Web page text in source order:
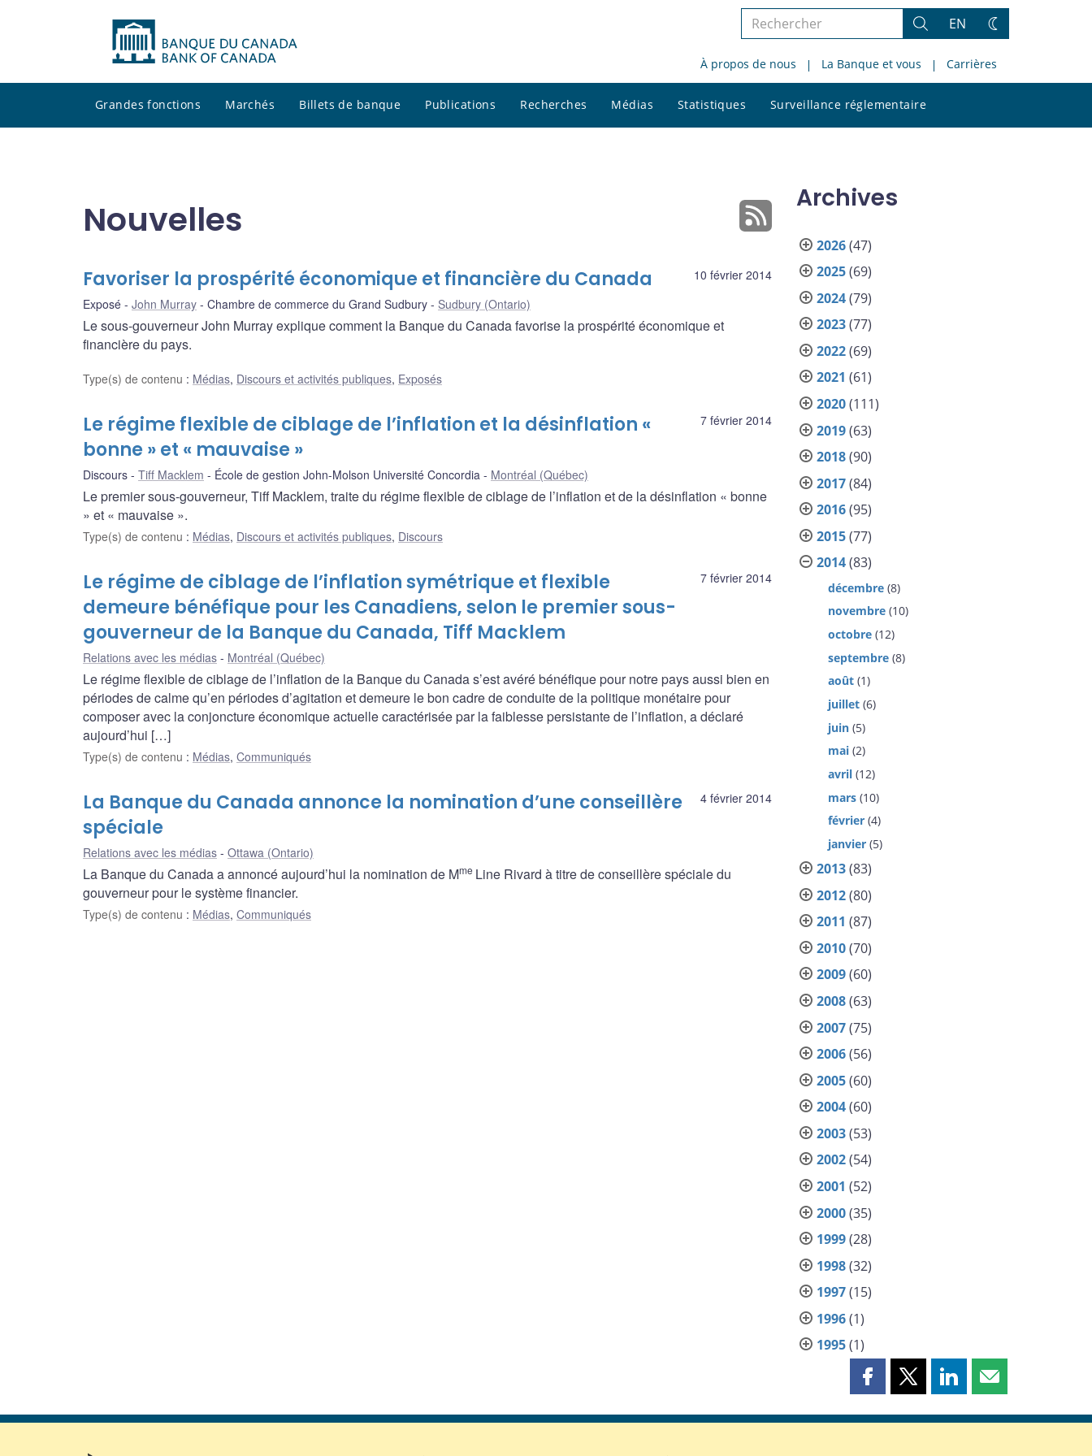
Rechercher
le
site
Rechercher
EN
Changez
thème
À propos de nous La Banque et vous Carrières
Grandes fonctions Marchés Billets de banque Publications Recherches Médias Statistiques Surveillance réglementaire
le
Nouvelles
10 février 2014
Favoriser la prospérité économique et financière du Canada
Exposé John Murray Chambre de commerce du Grand Sudbury Sudbury (Ontario)
Le sous-gouverneur John Murray explique comment la Banque du Canada favorise la prospérité économique et
financière du pays.
Type(s) de contenu : Médias, Discours et activités publiques, Exposés
7 février 2014
Le régime flexible de ciblage de l’inflation et la désinflation «
bonne » et « mauvaise »
Discours Tiff Macklem École de gestion John-Molson Université Concordia Montréal (Québec)
Le premier sous-gouverneur, Tiff Macklem, traite du régime flexible de ciblage de l’inflation et de la désinflation « bonne
» et « mauvaise ».
Type(s) de contenu : Médias, Discours et activités publiques, Discours
7 février 2014
Le régime de ciblage de l’inflation symétrique et flexible
demeure bénéfique pour les Canadiens, selon le premier sous-
gouverneur de la Banque du Canada, Tiff Macklem
Relations avec les médias Montréal (Québec)
Le régime flexible de ciblage de l’inflation de la Banque du Canada s’est avéré bénéfique pour notre pays aussi bien en
périodes de calme qu’en périodes d’agitation et demeure le bon cadre de conduite de la politique monétaire pour
composer avec la conjoncture économique actuelle caractérisée par la faiblesse persistante de l’inflation, a déclaré
aujourd’hui […]
Type(s) de contenu : Médias, Communiqués
4 février 2014
La Banque du Canada annonce la nomination d’une conseillère
spéciale
Relations avec les médias Ottawa (Ontario)
La Banque du Canada a annoncé aujourd’hui la nomination de Mme Line Rivard à titre de conseillère spéciale du
gouverneur pour le système financier.
Type(s) de contenu : Médias, Communiqués
Archives
2026(47)
2025(69)
2024(79)
2023(77)
2022(69)
2021 (61)
2020(111)
2019(63)
2018(90)
2017(84)
2016(95)
2015(77)
2014(83)
décembre (8)
novembre (10)
octobre (12)
septembre (8)
août (1)
juillet (6)
juin (5)
mai (2)
avril (12)
mars (10)
février (4)
janvier (5)
2013(83)
2012(80)
2011 (87)
2010(70)
2009(60)
2008(63)
2007(75)
2006(56)
2005(60)
2004(60)
2003(53)
2002(54)
2001 (52)
2000(35)
1999(28)
1998(32)
1997(15)
1996(1)
1995(1)
Partager
page
Partager
page
Partager
page
Partager
page